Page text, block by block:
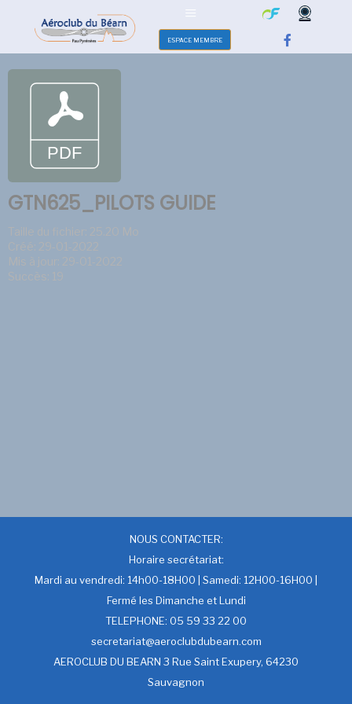
ESPACE MEMBRE
GTN625_PILOTS GUIDE
Taille du fichier: 25.20 Mo
Créé: 29-01-2022
Mis à jour: 29-01-2022
Succès: 19
NOUS CONTACTER:
Horaire secrétariat:
Mardi au vendredi: 14h00-18H00 | Samedi: 12H00-16H00 |
Fermé les Dimanche et Lundi
TELEPHONE: 05 59 33 22 00
secretariat@aeroclubdubearn.com
AEROCLUB DU BEARN 3 Rue Saint Exupery, 64230
Sauvagnon